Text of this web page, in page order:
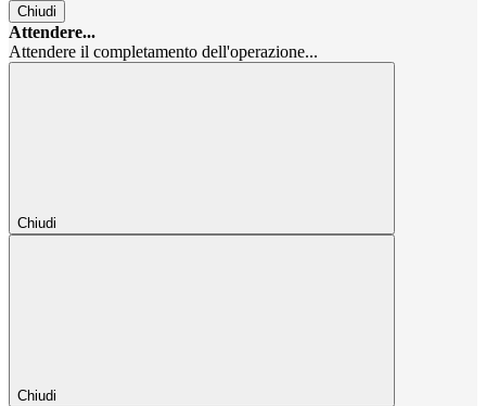
Chiudi
Attendere...
Attendere il completamento dell'operazione...
Chiudi
Chiudi